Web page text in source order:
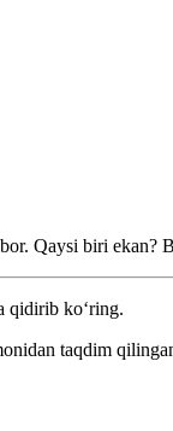
Qaysi biri ekan?
qidirib ko‘ring.
taqdim